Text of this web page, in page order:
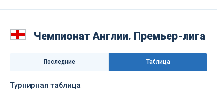
Чемпионат Англии. Премьер-лига
Последниe Таблица
Турнирная таблица